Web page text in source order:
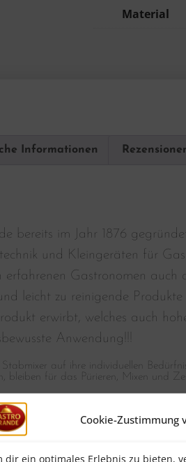
Cookie-Zustimmung
dir ein optimales Erlebnis zu bieten,
Material
Informationen
bereits im Jahr 1876
und Kleingeräten für
erfahrenen Gastronomen
leicht zu reinigende
erwirbt, welches auch
Anwendung!!!
auf ihre individuellen
bleiben für das Pürieren, Mixen und